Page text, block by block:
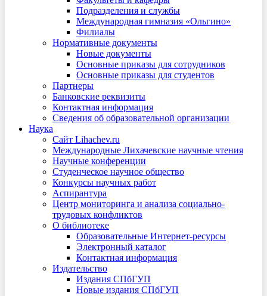
Подразделения и службы
Международная гимназия «Ольгино»
Филиалы
Нормативные документы
Новые документы
Основные приказы для сотрудников
Основные приказы для студентов
Партнеры
Банковские реквизиты
Контактная информация
Сведения об образовательной организации
Наука
Сайт Lihachev.ru
Международные Лихачевские научные чтения
Научные конференции
Студенческое научное общество
Конкурсы научных работ
Аспирантура
Центр мониторинга и анализа социально-
трудовых конфликтов
О библиотеке
Образовательные Интернет-ресурсы
Электронный каталог
Контактная информация
Издательство
Издания СПбГУП
Новые издания СПбГУП